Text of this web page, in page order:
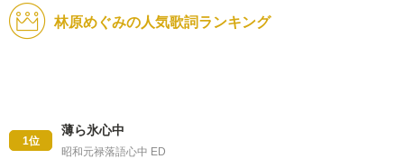
林原めぐみの人気歌詞ランキング
1位
薄ら氷心中
昭和元禄落語心中 ED